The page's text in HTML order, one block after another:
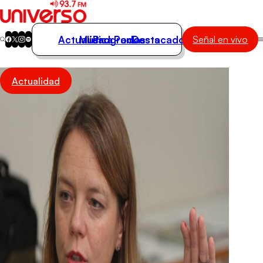
Actualidad
Música
Destacados
Actualidad
Música
Programas
Podcasts
Destacados Señal en vivo
Actualidad